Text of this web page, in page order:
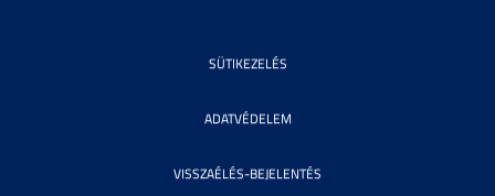
SÜTIKEZELÉS
ADATVÉDELEM
VISSZAÉLÉS-BEJELENTÉS